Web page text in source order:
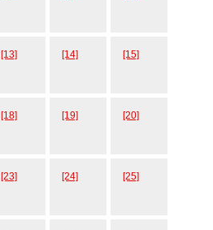
[13] [14] [15]
[18] [19] [20]
[23] [24] [25]